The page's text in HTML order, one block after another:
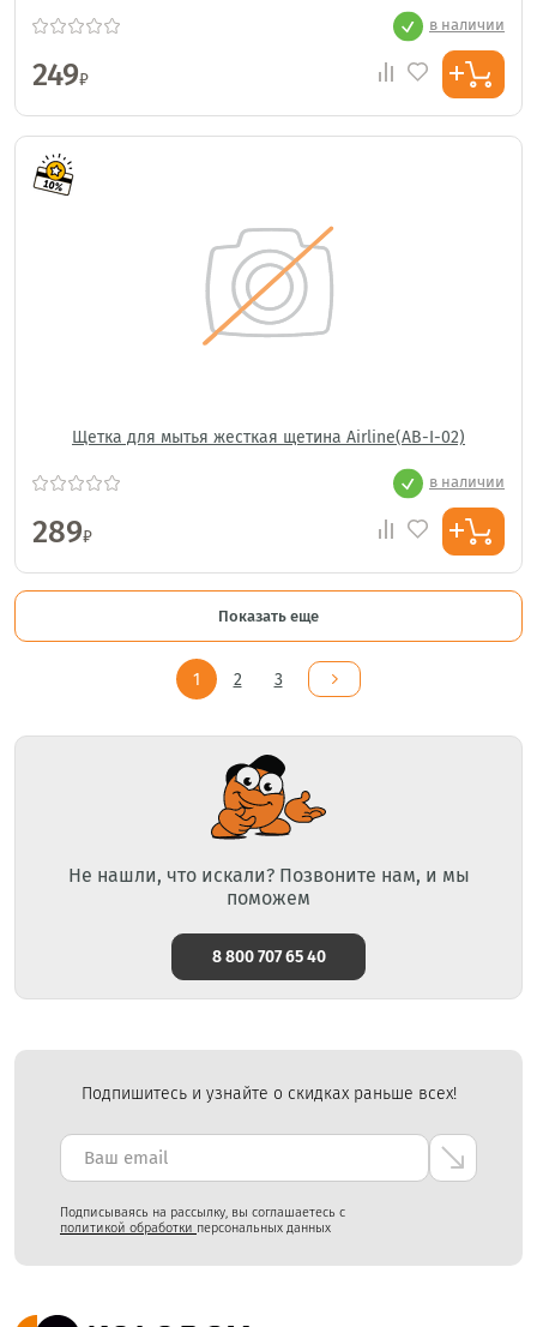
в наличии
249₽
Щетка для мытья жесткая щетина Airline(AB-I-02)
в наличии
289₽
Показать еще
1 2 3
Не нашли, что искали? Позвоните нам, и мы
поможем
8 800 707 65 40
Подпишитесь и узнайте о скидках раньше всех!
Подписываясь на рассылку, вы соглашаетесь с
политикой обработки персональных данных